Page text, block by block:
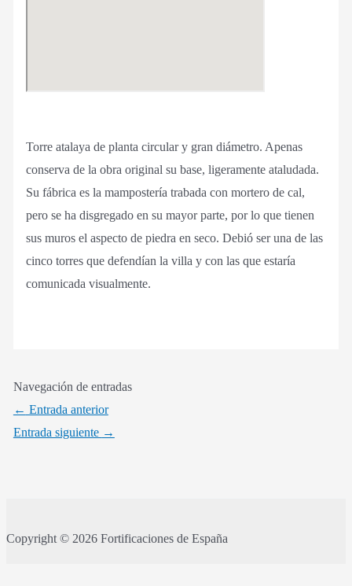
Torre atalaya de planta circular y gran diámetro. Apenas
conserva de la obra original su base, ligeramente ataludada.
Su fábrica es la mampostería trabada con mortero de cal,
pero se ha disgregado en su mayor parte, por lo que tienen
sus muros el aspecto de piedra en seco. Debió ser una de las
cinco torres que defendían la villa y con las que estaría
comunicada visualmente.
Navegación de entradas
← Entrada anterior
Entrada siguiente →
Copyright © 2026 Fortificaciones de España